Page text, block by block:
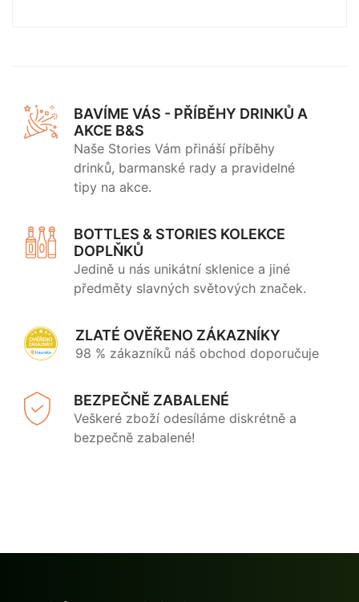
BAVÍME VÁS - PŘÍBĚHY DRINKŮ A
AKCE B&S
Naše Stories Vám přináší příběhy
drinků, barmanské rady a pravidelné
tipy na akce.
BOTTLES & STORIES KOLEKCE
DOPLŇKŮ
Jedině u nás unikátní sklenice a jiné
předměty slavných světových značek.
ZLATÉ OVĚŘENO ZÁKAZNÍKY
98 % zákazníků náš obchod doporučuje
BEZPEČNĚ ZABALENÉ
Veškeré zboží odesíláme diskrétně a
bezpečně zabalené!